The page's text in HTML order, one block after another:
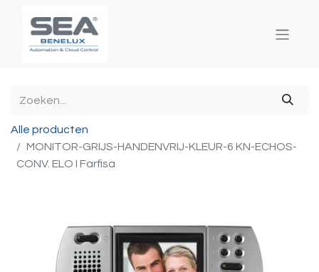
Alle producten
MONITOR-GRIJS-HANDENVRIJ-KLEUR-6 KN-ECHOS-
CONV. ELO I Farfisa